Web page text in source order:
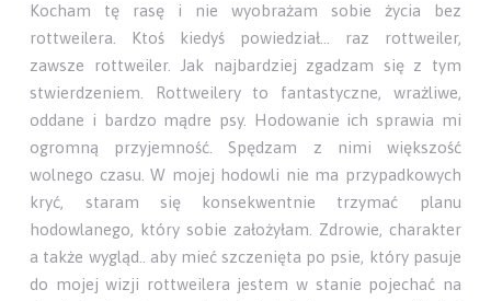
Kocham tę rasę i nie wyobrażam sobie życia bez
rottweilera. Ktoś kiedyś powiedział… raz rottweiler,
zawsze rottweiler. Jak najbardziej zgadzam się z tym
stwierdzeniem. Rottweilery to fantastyczne, wrażliwe,
oddane i bardzo mądre psy. Hodowanie ich sprawia mi
ogromną przyjemność. Spędzam z nimi większość
wolnego czasu. W mojej hodowli nie ma przypadkowych
kryć, staram się konsekwentnie trzymać planu
hodowlanego, który sobie założyłam. Zdrowie, charakter
a także wygląd.. aby mieć szczenięta po psie, który pasuje
do mojej wizji rottweilera jestem w stanie pojechać na